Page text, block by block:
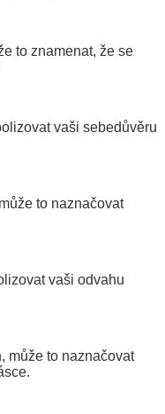
to znamenat, že se
vaši sebedůvěru
to naznačovat
vaši odvahu
může to naznačovat